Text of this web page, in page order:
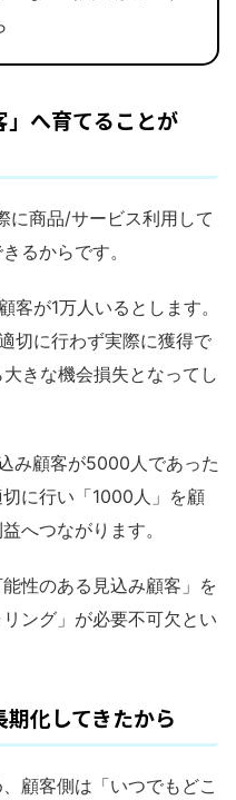
」へ育てることが
に商品/サービス利用して
るからです。
が1万人いるとします。
切に行わず実際に獲得で
きな機会損失となってし
み顧客が5000人であった
に行い「1000人」を顧
へつながります。
性のある見込み顧客」を
ング」が必要不可欠とい
化してきたから
顧客側は「いつでもどこ